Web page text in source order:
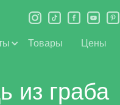
Товары Цены
из граба